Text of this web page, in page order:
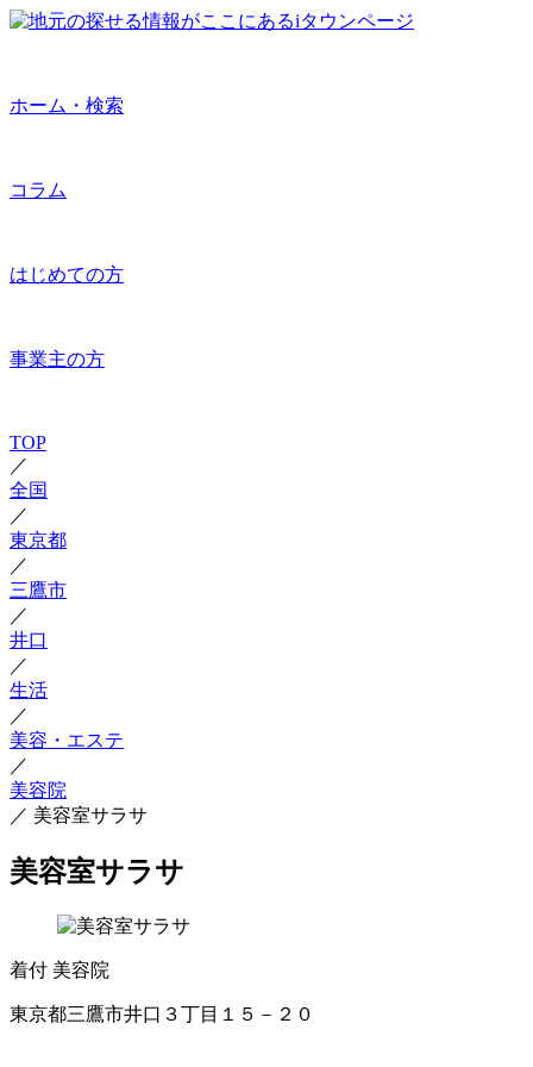
ホーム・検索
コラム
はじめての方
事業主の方
TOP
／
全国
／
東京都
／
三鷹市
／
井口
／
生活
／
美容・エステ
／
美容院
／ 美容室サラサ
美容室サラサ
着付 美容院
東京都三鷹市井口３丁目１５－２０